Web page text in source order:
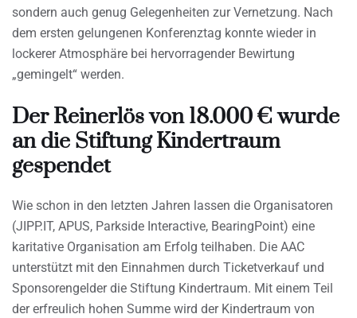
sondern auch genug Gelegenheiten zur Vernetzung. Nach
dem ersten gelungenen Konferenztag konnte wieder in
lockerer Atmosphäre bei hervorragender Bewirtung
„gemingelt“ werden.
Der Reinerlös von 18.000 € wurde
an die Stiftung Kindertraum
gespendet
Wie schon in den letzten Jahren lassen die Organisatoren
(JIPP.IT, APUS, Parkside Interactive, BearingPoint) eine
karitative Organisation am Erfolg teilhaben. Die AAC
unterstützt mit den Einnahmen durch Ticketverkauf und
Sponsorengelder die Stiftung Kindertraum. Mit einem Teil
der erfreulich hohen Summe wird der Kindertraum von